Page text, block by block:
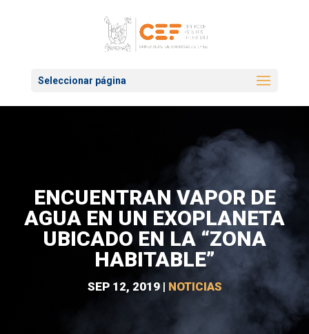
Seleccionar página
ENCUENTRAN VAPOR DE
AGUA EN UN EXOPLANETA
UBICADO EN LA “ZONA
HABITABLE”
SEP 12, 2019| NOTICIAS